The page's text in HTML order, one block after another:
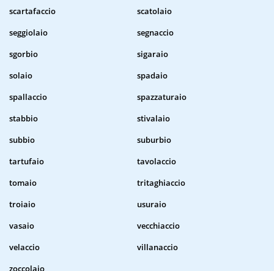
scartafaccio
scatolaio
seggiolaio
segnaccio
sgorbio
sigaraio
solaio
spadaio
spallaccio
spazzaturaio
stabbio
stivalaio
subbio
suburbio
tartufaio
tavolaccio
tomaio
tritaghiaccio
troiaio
usuraio
vasaio
vecchiaccio
velaccio
villanaccio
zoccolaio